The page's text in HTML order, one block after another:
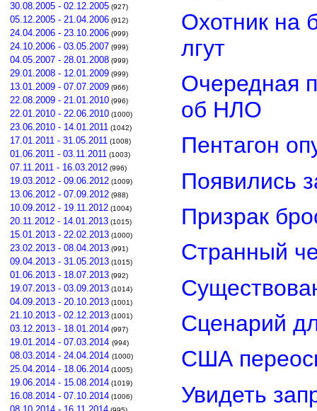
30.08.2005 - 02.12.2005 (927)
05.12.2005 - 21.04.2006 (912)
24.04.2006 - 23.10.2006 (999)
24.10.2006 - 03.05.2007 (999)
04.05.2007 - 28.01.2008 (999)
29.01.2008 - 12.01.2009 (999)
13.01.2009 - 07.07.2009 (966)
22.08.2009 - 21.01.2010 (996)
22.01.2010 - 22.06.2010 (1000)
23.06.2010 - 14.01.2011 (1042)
17.01.2011 - 31.05.2011 (1008)
01.06.2011 - 03.11.2011 (1003)
07.11.2011 - 16.03.2012 (996)
19.03.2012 - 09.06.2012 (1009)
13.06.2012 - 07.09.2012 (988)
10.09.2012 - 19.11.2012 (1004)
20.11.2012 - 14.01.2013 (1015)
15.01.2013 - 22.02.2013 (1000)
23.02.2013 - 08.04.2013 (991)
09.04.2013 - 31.05.2013 (1015)
01.06.2013 - 18.07.2013 (992)
19.07.2013 - 03.09.2013 (1014)
04.09.2013 - 20.10.2013 (1001)
21.10.2013 - 02.12.2013 (1001)
03.12.2013 - 18.01.2014 (997)
19.01.2014 - 07.03.2014 (994)
08.03.2014 - 24.04.2014 (1000)
25.04.2014 - 18.06.2014 (1005)
19.06.2014 - 15.08.2014 (1019)
16.08.2014 - 07.10.2014 (1006)
Охотник на
лгут
Очередная
об НЛО
Пентагон
Появились
Призрак
Странный
Сценарий
США
Увидеть